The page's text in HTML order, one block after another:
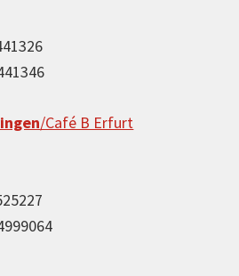
/Café B Erfurt